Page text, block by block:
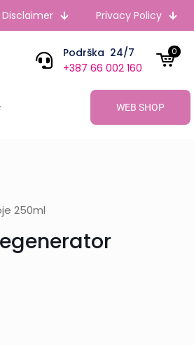
Disclaimer Privacy Policy
Podrška 24/7
+387 66 002 160
0
WEB SHOP
250ml